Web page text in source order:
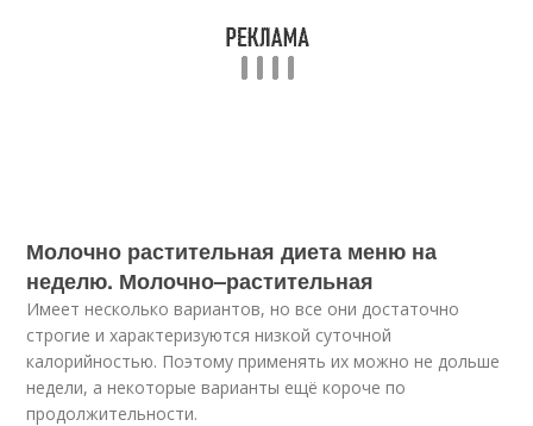
Молочно растительная диета меню на
неделю. Молочно–растительная
Имеет несколько вариантов, но все они достаточно
строгие и характеризуются низкой суточной
калорийностью. Поэтому применять их можно не дольше
недели, а некоторые варианты ещё короче по
продолжительности.